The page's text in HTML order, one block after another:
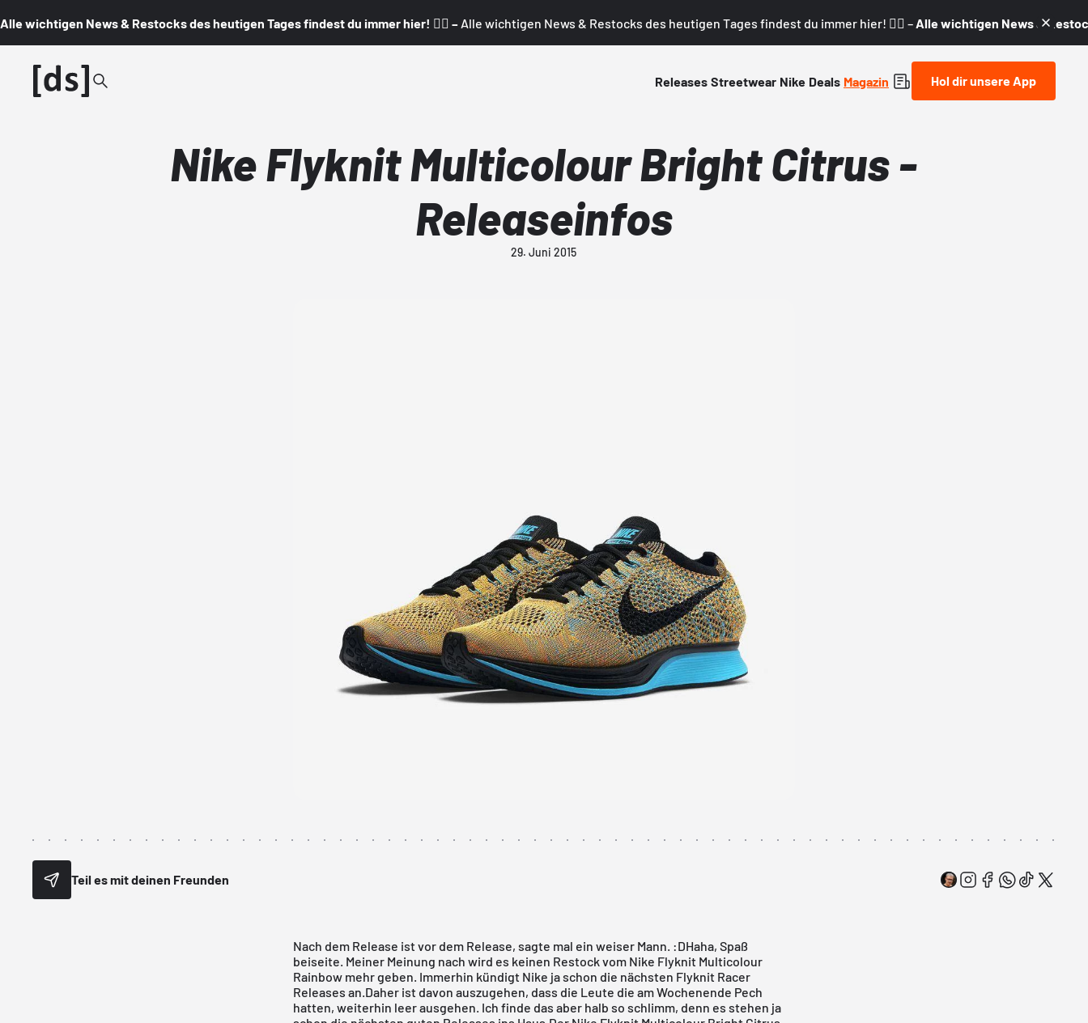
Alle wichtigen News & Restocks des heutigen Tages findest du immer hier! 👇🏼 – Alle wichtigen News & Restocks des heutigen Tages findest du immer hier! 👇🏼 – Alle wichtigen News &
Releases Streetwear Nike Deals Magazin Hol dir unsere App
Nike Flyknit Multicolour Bright Citrus -
Releaseinfos
29. Juni 2015
Teil es mit deinen Freunden
Nach dem Release ist vor dem Release, sagte mal ein weiser Mann. :DHaha, Spaß
beiseite. Meiner Meinung nach wird es keinen Restock vom Nike Flyknit Multicolour
Rainbow mehr geben. Immerhin kündigt Nike ja schon die nächsten Flyknit Racer
Releases an.Daher ist davon auszugehen, dass die Leute die am Wochenende Pech
hatten, weiterhin leer ausgehen. Ich finde das aber halb so schlimm, denn es stehen ja